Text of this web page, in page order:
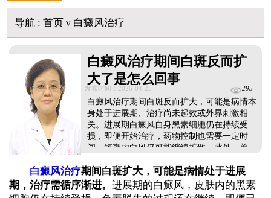
导航: 首页ν 白癜风治疗
白癜风治疗期间白斑反而扩
大了是怎么回事
发布时间：2026-04-25 295
白癜风治疗期间白斑反而扩大，可能是病情本
身处于进展期、治疗尚未起效或外界刺激相
关。进展期白癜风自身黑素细胞仍在持续受
损，即便开始治疗，药物控制也需要一定时
间，短期内白斑仍可能继续扩散。此外，单一
也可能导致病情反反复复，一边治白斑一边扩
大。若是患者对症治疗期间接触不良因素刺
激，皮肤受损也可能引起新的白斑或导致原有
白癜风治疗期间白斑扩大，可能是病情处于进展
期，治疗需循序渐进。 进展期的白癜风，皮肤内的黑素